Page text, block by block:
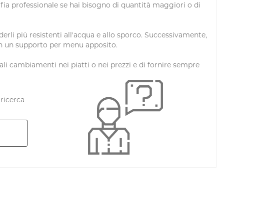
professionale se hai bisogno di quantità maggiori o di
più resistenti all'acqua e allo sporco. Successivamente,
supporto per menu apposito.
cambiamenti nei piatti o nei prezzi e di fornire sempre